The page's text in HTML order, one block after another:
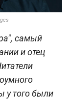
самый
и отец
у того были